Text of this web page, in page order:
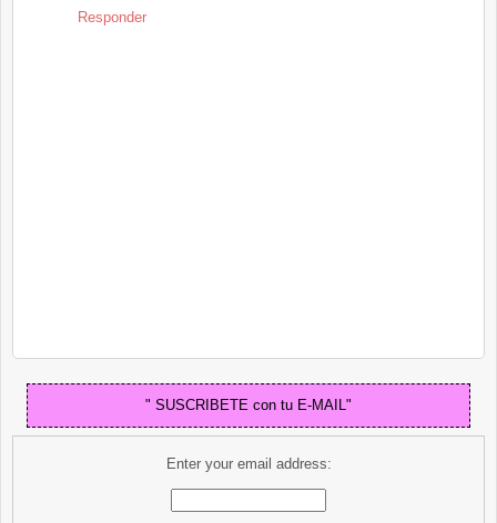
Responder
" SUSCRIBETE con tu E-MAIL"
Enter your email address: